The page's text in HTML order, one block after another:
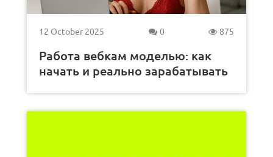
12 October 2025 0 875
Работа вебкам моделью: как
начать и реально зарабатывать